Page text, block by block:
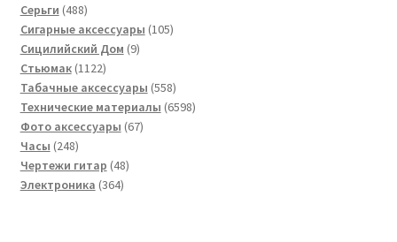
Серьги 488488
товаров
Сигарные аксессуары 105105
Сицилийский Дом 99
Стьюмак 11221122
товара
Табачные аксессуары 558558
товаров
Технические материалы 65986598
Фото аксессуары 6767
Часы 248248
товаров
Чертежи гитар 4848
Электроника 364364